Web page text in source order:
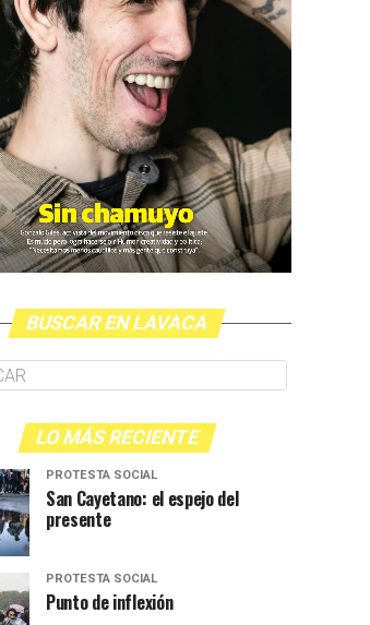
BUSCAR EN LAVACA
LO MÁS RECIENTE
PROTESTA SOCIAL
San Cayetano: el espejo del
presente
PROTESTA SOCIAL
Punto de inflexión